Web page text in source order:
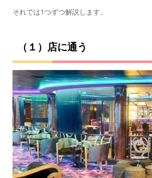
それでは1つずつ解説します。
（１）店に通う